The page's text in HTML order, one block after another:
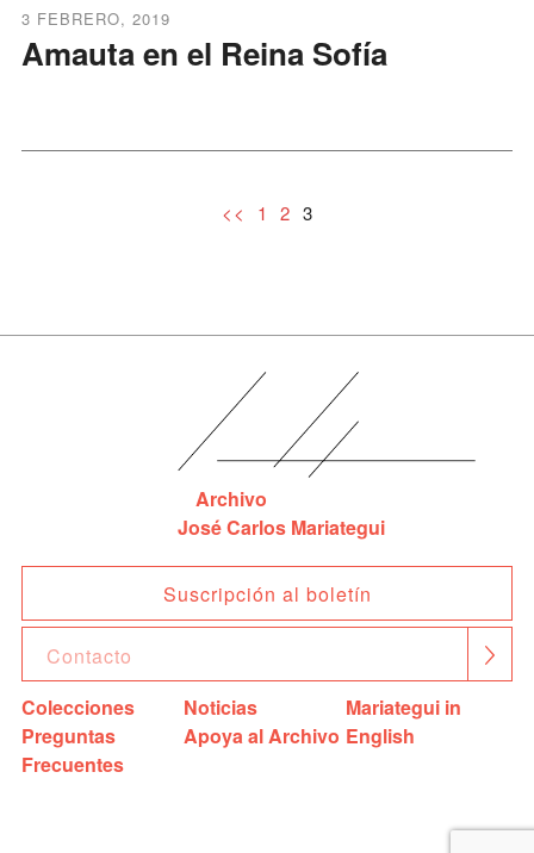
3 FEBRERO, 2019
Amauta en el Reina Sofía
<< 1 2 3
Archivo
José Carlos Mariategui
Suscripción al boletín
Colecciones
Preguntas
Frecuentes
Noticias
Apoya al Archivo
Mariategui in
English